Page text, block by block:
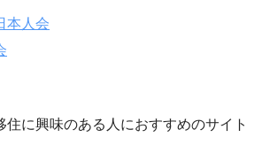
本人会
住に興味のある人におすすめのサイト